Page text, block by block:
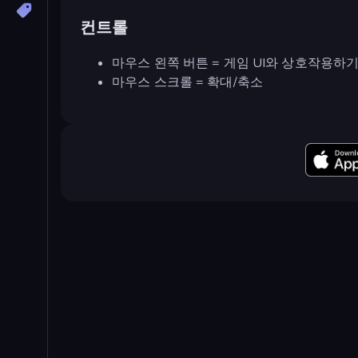
컨트롤
마우스 왼쪽 버튼 = 게임 UI와 상호작용하
마우스 스크롤 = 확대/축소